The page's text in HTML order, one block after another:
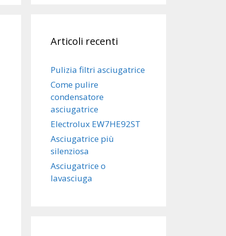
Articoli recenti
Pulizia filtri asciugatrice
Come pulire
condensatore
asciugatrice
Electrolux EW7HE92ST
Asciugatrice più
silenziosa
Asciugatrice o
lavasciuga